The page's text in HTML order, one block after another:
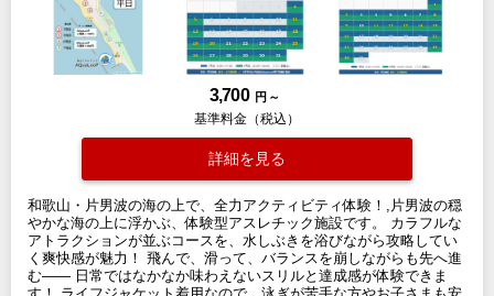
3,700 円 ～
基準料金（税込）
詳細を見る
和歌山・片男波の海の上で、全力アクティビティ体験！,片男波の穏
やかな海の上に浮かぶ、体験型アスレチック施設です。 カラフルな
アトラクションが並ぶコースを、水しぶきを浴びながら攻略してい
く爽快感が魅力！ 飛んで、滑って、バランスを崩しながらも先へ進
む—— 日常ではなかなか味わえないスリルと達成感が体験できま